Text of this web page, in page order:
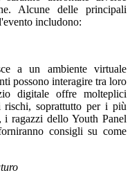
Alcune delle principali
includono:
a un ambiente virtuale
possono interagire tra loro
digitale offre molteplici
rischi, soprattutto per i più
ragazzi dello Youth Panel
consigli su come